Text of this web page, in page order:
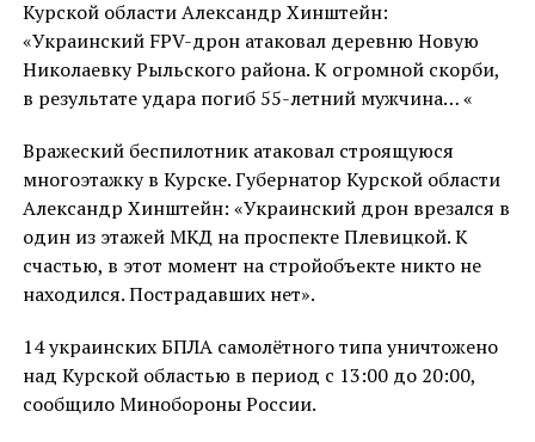
Курской области Александр Хинштейн:
«Украинский FPV-дрон атаковал деревню Новую
Николаевку Рыльского района. К огромной скорби,
в результате удара погиб 55-летний мужчина… «
Вражеский беспилотник атаковал строящуюся
многоэтажку в Курске. Губернатор Курской области
Александр Хинштейн: «Украинский дрон врезался в
один из этажей МКД на проспекте Плевицкой. К
счастью, в этот момент на стройобъекте никто не
находился. Пострадавших нет».
14 украинских БПЛА самолётного типа уничтожено
над Курской областью в период с 13:00 до 20:00,
сообщило Минобороны России.